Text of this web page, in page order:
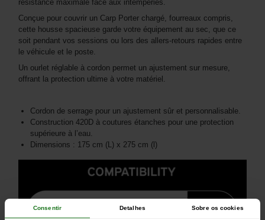
Consentir Detalhes Sobre os cookies
résistance maximale face aux intempéries.
Conçue pour couvrir un Carp Porter chargé, fourreaux compris,
cette housse spacieuse garde votre équipement au sec, que ce
soit pendant vos sessions ou lors des allers-retours rapides entre
le véhicule et le poste.
Un ourlet réglable à cordon permet un ajustement sur mesure,
offrant la protection ultime à votre matériel.
Cordon de serrage pour un ajustement sûr et personnalisable.
Construction 420D à coutures étanches pour une protection
supérieure à l’eau.
Dimensions : 175 cm (L) x 275 cm (l)